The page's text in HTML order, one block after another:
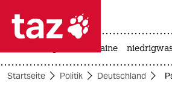
 taz zahl ich
taz zahl ich
krieg in der ukraine
Startseite Politik Deutschland